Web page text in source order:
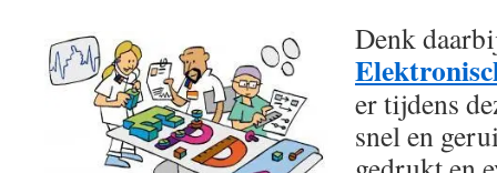
Denk
er tijdens
snel en